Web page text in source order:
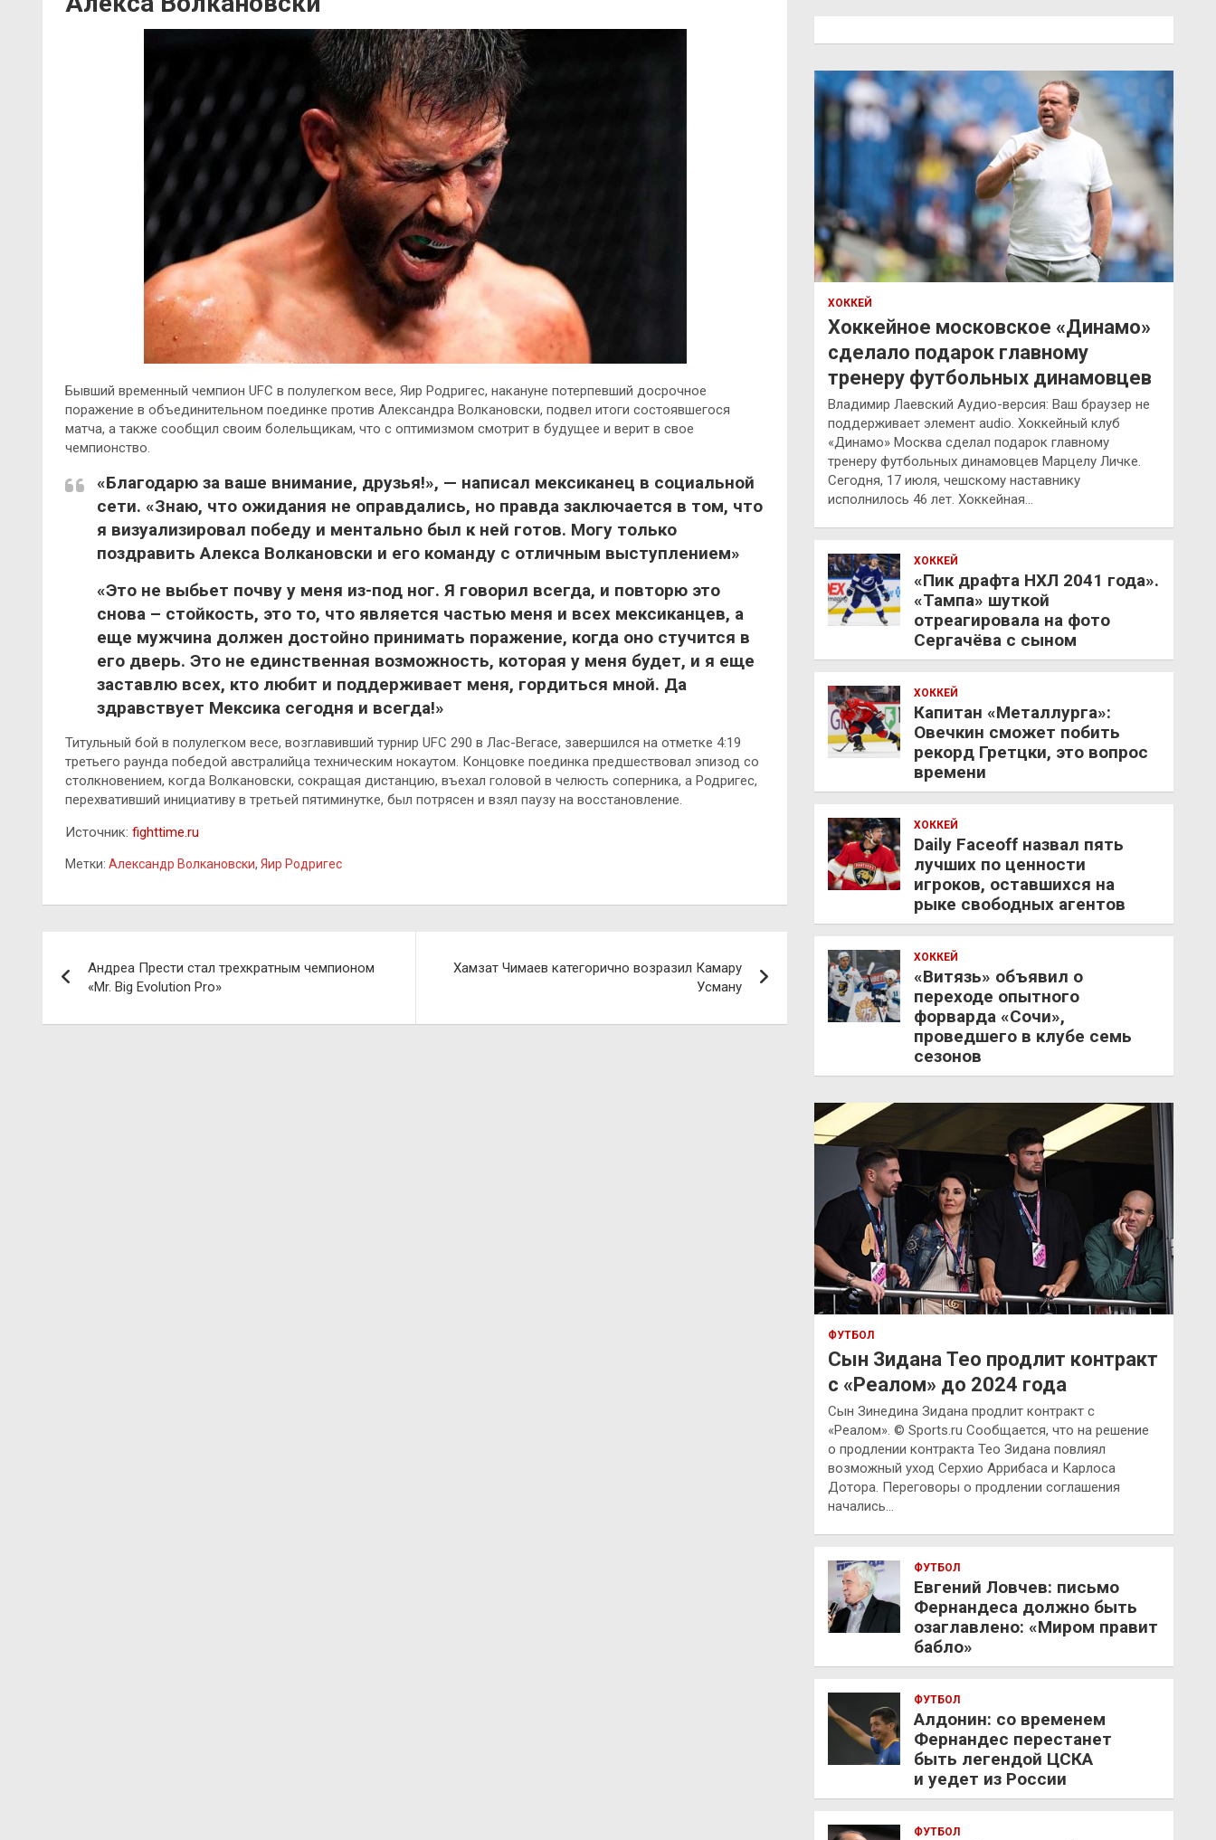
Бывший временный чемпион UFC в полулегком весе, Яир Родригес, накануне потерпевший досрочное
поражение в объединительном поединке против Александра Волкановски, подвел итоги состоявшегося
матча, а также сообщил своим болельщикам, что с оптимизмом смотрит в будущее и верит в свое
чемпионство.
«Благодарю за ваше внимание, друзья!», — написал мексиканец в социальной
сети. «Знаю, что ожидания не оправдались, но правда заключается в том, что
я визуализировал победу и ментально был к ней готов. Могу только
поздравить Алекса Волкановски и его команду с отличным выступлением»
«Это не выбьет почву у меня из-под ног. Я говорил всегда, и повторю это
снова – стойкость, это то, что является частью меня и всех мексиканцев, а
еще мужчина должен достойно принимать поражение, когда оно стучится в
его дверь. Это не единственная возможность, которая у меня будет, и я еще
заставлю всех, кто любит и поддерживает меня, гордиться мной. Да
здравствует Мексика сегодня и всегда!»
Титульный бой в полулегком весе, возглавивший турнир UFC 290 в Лас-Вегасе, завершился на отметке 4:19
третьего раунда победой австралийца техническим нокаутом. Концовке поединка предшествовал эпизод со
столкновением, когда Волкановски, сокращая дистанцию, въехал головой в челюсть соперника, а Родригес,
перехвативший инициативу в третьей пятиминутке, был потрясен и взял паузу на восстановление.
Источник: fighttime.ru
Метки: Александр Волкановски, Яир Родригес
по
записям
Андреа Прести стал трехкратным чемпионом
«Mr. Big Evolution Pro»
Хамзат Чимаев категорично возразил Камару
Усману
ХОККЕЙ
Хоккейное московское «Динамо»
сделало подарок главному
тренеру футбольных динамовцев
Владимир Лаевский Аудио-версия: Ваш браузер не
поддерживает элемент audio. Хоккейный клуб
«Динамо» Москва сделал подарок главному
тренеру футбольных динамовцев Марцелу Личке.
Сегодня, 17 июля, чешскому наставнику
исполнилось 46 лет. Хоккейная…
ХОККЕЙ
«Пик драфта НХЛ 2041 года».
«Тампа» шуткой
отреагировала на фото
Сергачёва с сыном
ХОККЕЙ
Капитан «Металлурга»:
Овечкин сможет побить
рекорд Гретцки, это вопрос
времени
ХОККЕЙ
Daily Faceoff назвал пять
лучших по ценности
игроков, оставшихся на
рыке свободных агентов
ХОККЕЙ
«Витязь» объявил о
переходе опытного
форварда «Сочи»,
проведшего в клубе семь
сезонов
ФУТБОЛ
Сын Зидана Тео продлит контракт
с «Реалом» до 2024 года
Сын Зинедина Зидана продлит контракт с
«Реалом». © Sports.ru Сообщается, что на решение
о продлении контракта Тео Зидана повлиял
возможный уход Серхио Аррибаса и Карлоса
Дотора. Переговоры о продлении соглашения
начались…
ФУТБОЛ
Евгений Ловчев: письмо
Фернандеса должно быть
озаглавлено: «Миром правит
бабло»
ФУТБОЛ
Алдонин: со временем
Фернандес перестанет
быть легендой ЦСКА
и уедет из России
ФУТБОЛ